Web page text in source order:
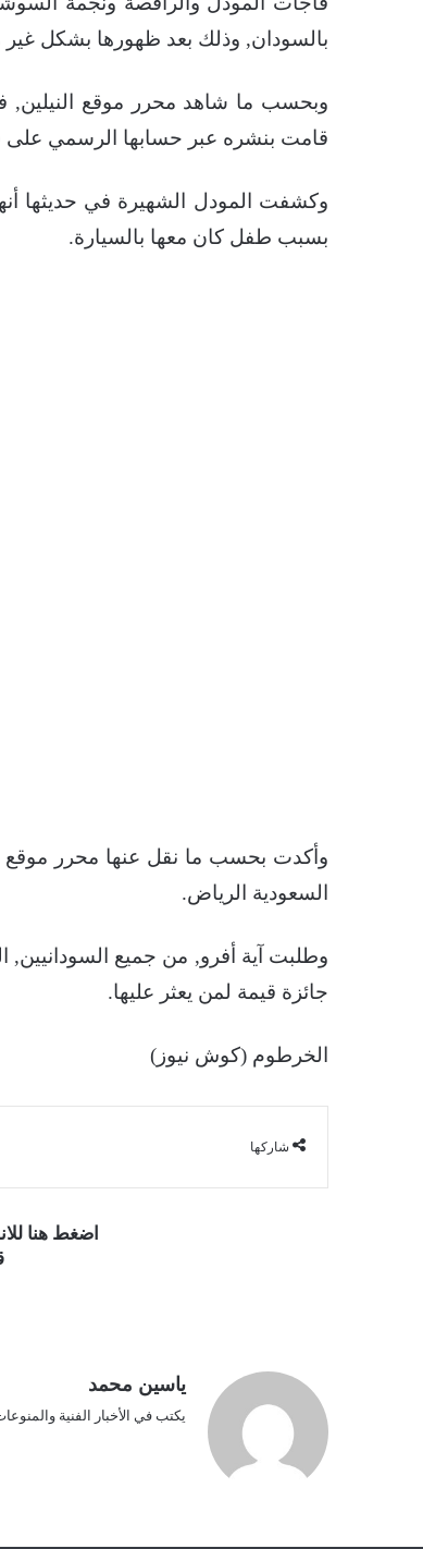
بالسودان, وذلك بعد ظهورها بشكل غير
وبحسب ما شاهد محرر موقع النيلين,
قامت بنشره عبر حسابها الرسمي
وكشفت المودل الشهيرة في حديثها
بسبب طفل كان معها بالسيارة.
وأكدت بحسب ما نقل عنها محرر موقع
السعودية الرياض.
وطلبت آية أفرو, من جميع السودانيين,
جائزة قيمة لمن يعثر عليها.
الخرطوم (كوش نيوز)
شاركها
اضغط هنا
ياسين محمد
يكتب في الأخبار الفنية